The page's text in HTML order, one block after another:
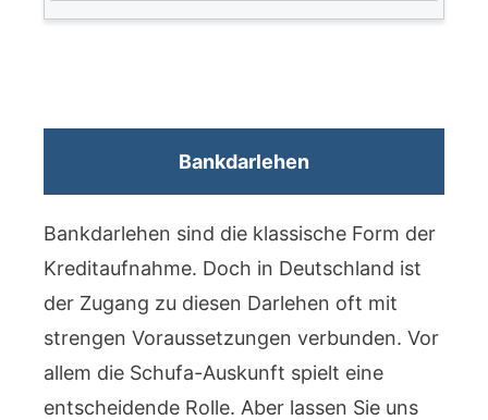
Bankdarlehen
Bankdarlehen sind die klassische Form der
Kreditaufnahme. Doch in Deutschland ist
der Zugang zu diesen Darlehen oft mit
strengen Voraussetzungen verbunden. Vor
allem die Schufa-Auskunft spielt eine
entscheidende Rolle. Aber lassen Sie uns